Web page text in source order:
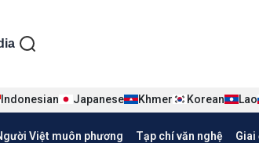
tiếng Việt
Indonesian Japanese Khmer Korean Lao
Việt muôn phương Tạp chí văn nghệ Giai